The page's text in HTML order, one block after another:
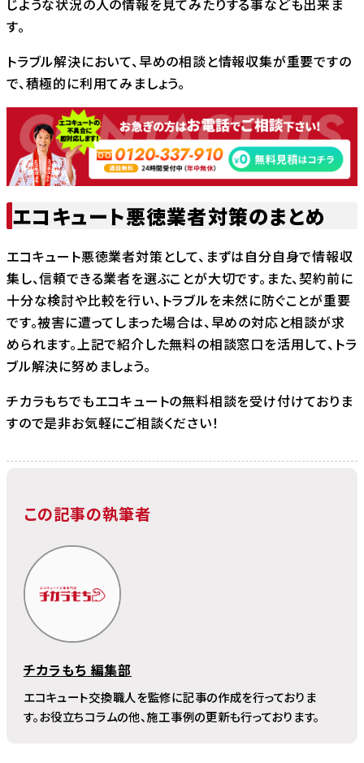
じような状況の人の情報を見てみたりする事なども出来ま
す。
トラブル解決において、早めの相談と情報収集が重要ですの
で、積極的に利用てみましょう。
エコキュート悪徳業者対策のまとめ
エコキュート悪徳業者対策として、まずは自分自身で情報収
集し、信頼できる業者を選ぶことが大切です。また、契約前に
十分な検討や比較を行い、トラブルを未然に防ぐことが重要
です。被害に遭ってしまった場合は、早めの対応と相談が求
められます。上記で紹介した無料の相談窓口を活用して、トラ
ブル解決に努めましょう。
チカラもちでもエコキュートの無料相談を受け付けておりま
すので是非お気軽にご相談ください！
この記事の執筆者
チカラもち 編集部
エコキュート交換職人を監修に記事の作成を行っておりま
す。お役立ちコラムの他、施工事例の更新も行っております。